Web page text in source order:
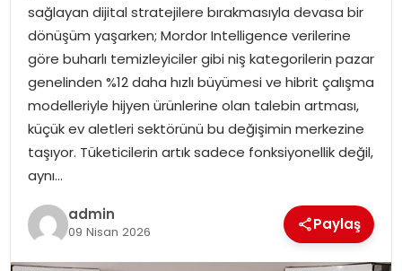
SPOR
EĞITIM
OTOMOBIL
TEKNOLOJI
EKONOMI
sağlayan dijital stratejilere bırakmasıyla devasa bir
dönüşüm yaşarken; Mordor Intelligence verilerine
göre buharlı temizleyiciler gibi niş kategorilerin pazar
genelinden %12 daha hızlı büyümesi ve hibrit çalışma
modelleriyle hijyen ürünlerine olan talebin artması,
küçük ev aletleri sektörünü bu değişimin merkezine
taşıyor. Tüketicilerin artık sadece fonksiyonellik değil,
aynı…
admin
09 Nisan 2026 Paylaş